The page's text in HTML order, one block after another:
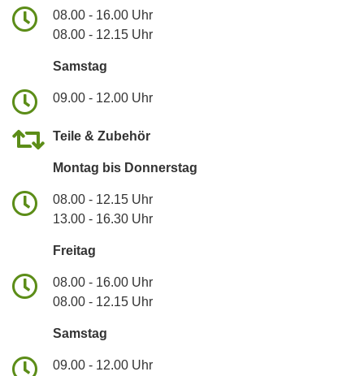
08.00 - 16.00 Uhr
08.00 - 12.15 Uhr
Samstag
09.00 - 12.00 Uhr
Teile & Zubehör
Montag bis Donnerstag
08.00 - 12.15 Uhr
13.00 - 16.30 Uhr
Freitag
08.00 - 16.00 Uhr
08.00 - 12.15 Uhr
Samstag
09.00 - 12.00 Uhr